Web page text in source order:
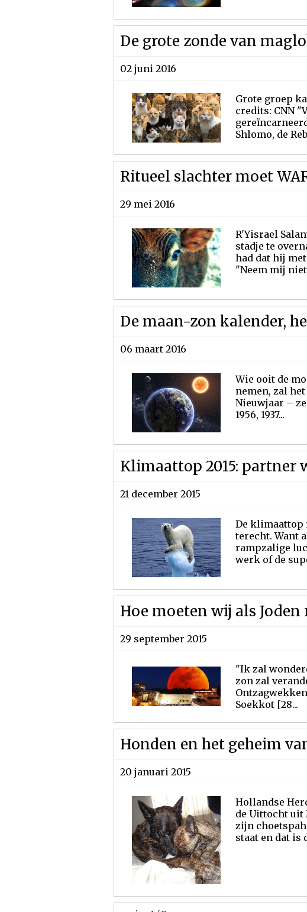
De grote zonde van
02 juni 2016
Grote groep
credits: CNN
Shlomo, de
Ritueel slachter moet
29 mei 2016
R'Yisrael
stadje te
had dat hij
"Neem mij
De maan-zon kalender,
06 maart 2016
Wie ooit de
nemen, zal
Nieuwjaar –
1956, 1937...
Klimaattop 2015: partner
21 december 2015
De klimaattop
terecht. Want
rampzalige
werk of de
Hoe moeten wij als Joden
29 september 2015
"Ik zal
zon zal
Soekkot [28...
Honden en het geheim
20 januari 2015
Hollandse
de Uittocht uit
zijn
staat en dat is